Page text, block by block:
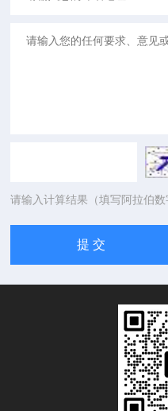
请输入计算结果（填写阿拉伯